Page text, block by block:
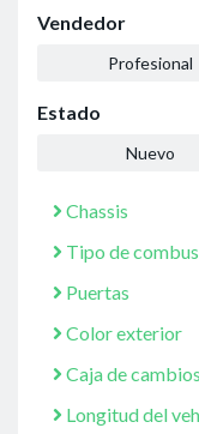
Vendedor
Profesional
Estado
Nuevo
Chassis
Tipo de
Puertas
Color exterior
Caja de cambios
Longitud del